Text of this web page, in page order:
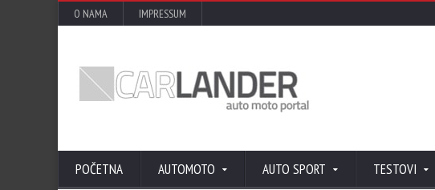
O NAMA IMPRESSUM
POČETNA AUTOMOTO AUTO SPORT TESTOVI